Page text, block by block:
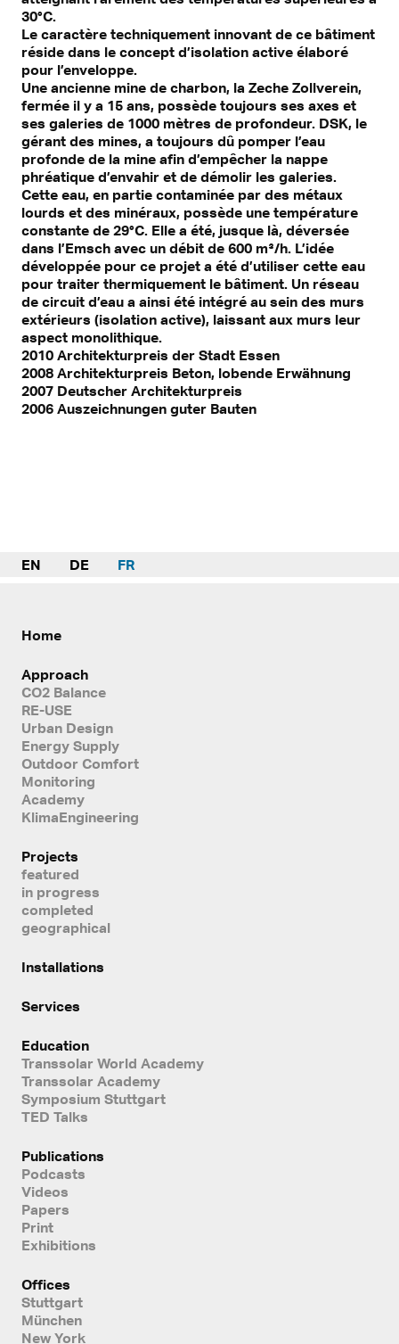
30°C.
Le caractère techniquement innovant de ce bâtiment
réside dans le concept d’isolation active élaboré
pour l’enveloppe.
Une ancienne mine de charbon, la Zeche Zollverein,
fermée il y a 15 ans, possède toujours ses axes et
ses galeries de 1000 mètres de profondeur. DSK, le
gérant des mines, a toujours dû pomper l’eau
profonde de la mine afin d’empêcher la nappe
phréatique d’envahir et de démolir les galeries.
Cette eau, en partie contaminée par des métaux
lourds et des minéraux, possède une température
constante de 29°C. Elle a été, jusque là, déversée
dans l’Emsch avec un débit de 600 m³/h. L’idée
développée pour ce projet a été d’utiliser cette eau
pour traiter thermiquement le bâtiment. Un réseau
de circuit d’eau a ainsi été intégré au sein des murs
extérieurs (isolation active), laissant aux murs leur
aspect monolithique.
2010 Architekturpreis der Stadt Essen
2008 Architekturpreis Beton, lobende Erwähnung
2007 Deutscher Architekturpreis
2006 Auszeichnungen guter Bauten
EN DE FR
Home
Approach
CO2 Balance
RE-USE
Urban Design
Energy Supply
Outdoor Comfort
Monitoring
Academy
KlimaEngineering
Projects
featured
in progress
completed
geographical
Installations
Services
Education
Transsolar World Academy
Transsolar Academy
Symposium Stuttgart
TED Talks
Publications
Podcasts
Videos
Papers
Print
Exhibitions
Offices
Stuttgart
München
New York